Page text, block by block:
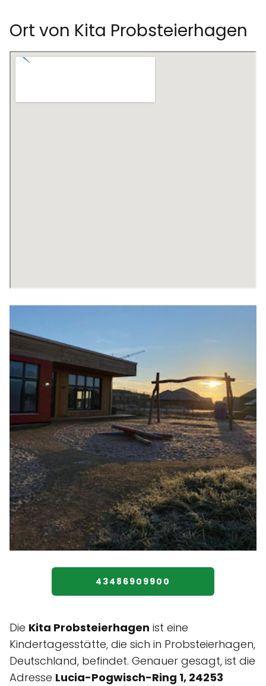
Ort von Kita Probsteierhagen
43486909900
Die Kita Probsteierhagen ist eine
Kindertagesstätte, die sich in Probsteierhagen,
Deutschland, befindet. Genauer gesagt, ist die
Adresse Lucia-Pogwisch-Ring 1, 24253